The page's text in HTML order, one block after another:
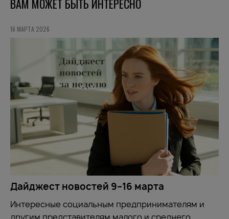
ВАМ МОЖЕТ БЫТЬ ИНТЕРЕСНО
16 МАРТА 2026
Дайджест новостей 9–16 марта
Интересные социальным предпринимателям и
другим представителям малого и среднего